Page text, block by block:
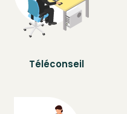
Téléconseil